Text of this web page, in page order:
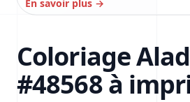
En savoir plus →
Coloriage
#48568 à